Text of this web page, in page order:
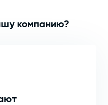
компанию?